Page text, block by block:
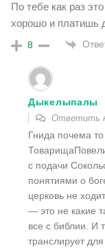
По тебе как раз
хорошо и платишь
8
Дыкелыпалы
Ответить
Гнида почема то
с подачи
понятиями о
церковь не
— это не какие
все с библии. И
транслирует